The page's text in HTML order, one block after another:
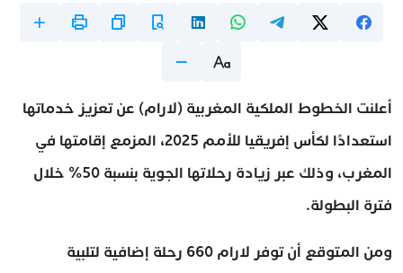
أعلنت الخطوط الملكية المغربية (لارام) عن تعزيز خدماتها
استعدادًا لكأس إفريقيا للأمم 2025، المزمع إقامتها في
المغرب، وذلك عبر زيادة رحلاتها الجوية بنسبة 50% خلال
فترة البطولة.
ومن المتوقع أن توفر لارام 660 رحلة إضافية لتلبية